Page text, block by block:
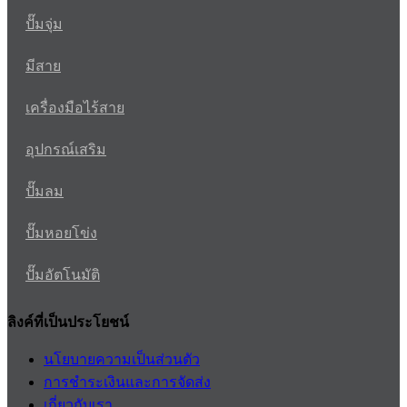
ปั๊มจุ่ม
มีสาย
เครื่องมือไร้สาย
อุปกรณ์เสริม
ปั๊มลม
ปั๊มหอยโข่ง
ปั๊มอัตโนมัติ
ลิงค์ที่เป็นประโยชน์
นโยบายความเป็นส่วนตัว
การชำระเงินและการจัดส่ง